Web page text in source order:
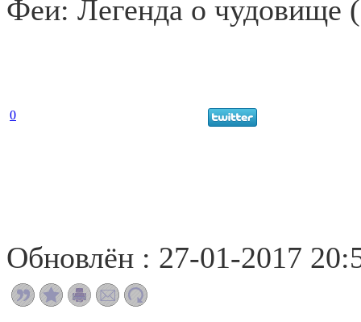
Феи: Легенда о чудовище
0
Обновлён : 27-01-2017